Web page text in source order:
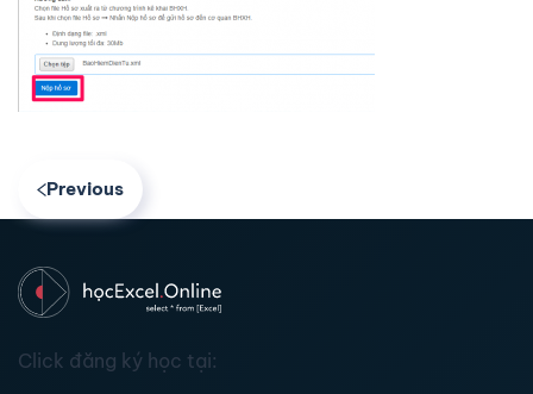
Previous
Click đăng ký học tại: